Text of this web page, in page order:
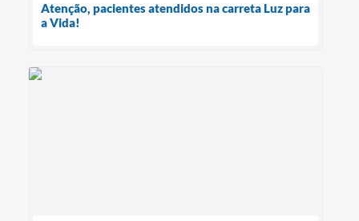
Atenção, pacientes atendidos na carreta Luz para
a Vida!